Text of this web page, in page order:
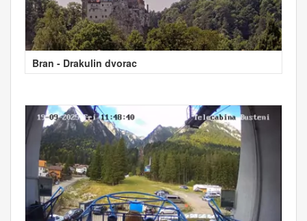
Bran - Drakulin dvorac